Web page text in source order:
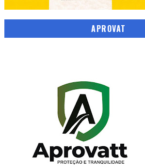
APROVAT